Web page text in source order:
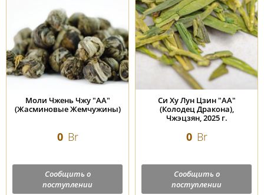
Моли Чжень Чжу "АА"
(Жасминовые Жемчужины)
0 Br
Сообщить о
поступлении
Си Ху Лун Цзин "АА"
(Колодец Дракона),
Чжэцзян, 2025 г.
0 Br
Сообщить о
поступлении